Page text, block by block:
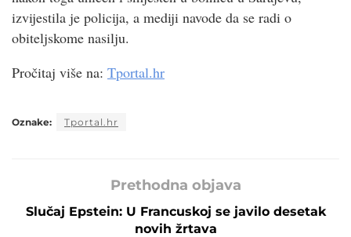
izvijestila je policija, a mediji navode da se radi o
obiteljskome nasilju.
Pročitaj više na: Tportal.hr
Oznake: Tportal.hr
Prethodna objava
Slučaj Epstein: U Francuskoj se javilo desetak
novih žrtava